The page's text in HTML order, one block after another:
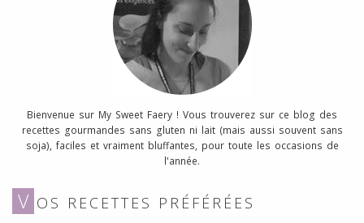
Bienvenue sur My Sweet Faery ! Vous trouverez sur ce blog des
recettes gourmandes sans gluten ni lait (mais aussi souvent sans
soja), faciles et vraiment bluffantes, pour toute les occasions de
l'année.
V OS RECETTES PRÉFÉRÉES